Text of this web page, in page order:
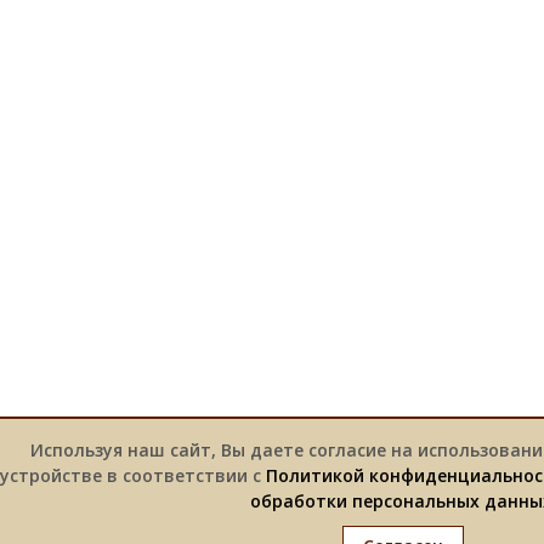
Используя наш сайт, Вы даете согласие на
устройстве в соответствии с Политикой
обработки персональных